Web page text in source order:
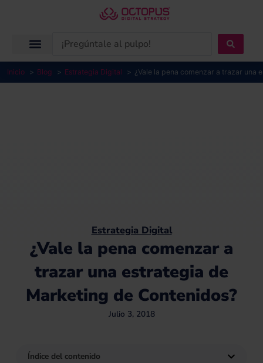
Search
Inicio Blog Estrategia Digital ¿Vale la pena comenzar a trazar una
Estrategia Digital
¿Vale la pena comenzar a
trazar una estrategia de
Marketing de Contenidos?
Julio 3, 2018
Índice del contenido